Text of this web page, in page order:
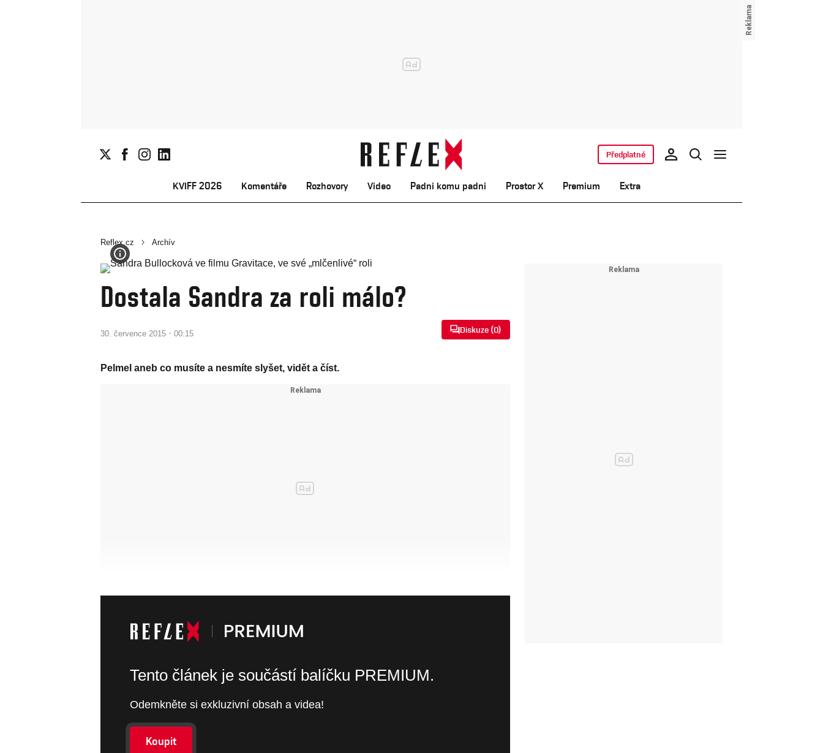
KVIFF 2026 Komentáře Rozhovory Video Padni komu padni Prostor X Premium Extra
Předplatné
Reflex.cz Archív
Dostala Sandra za roli málo?
30. července 2015 · 00:15 Diskuze (0)
Pelmel aneb co musíte a nesmíte slyšet, vidět a číst.
Tento článek je součástí balíčku PREMIUM.
Odemkněte si exkluzivní obsah a videa!
Koupit